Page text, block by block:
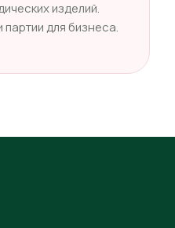
изделий.
для бизнеса.